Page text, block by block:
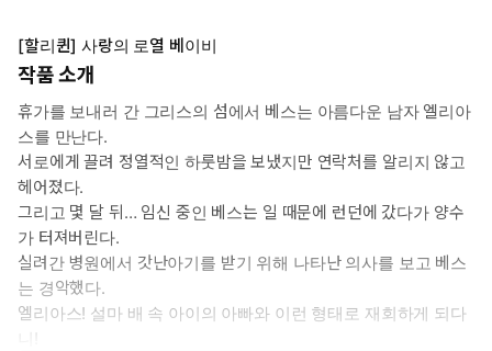
[할리퀸] 사랑의 로열 베이비
작품 소개
휴가를 보내러 간 그리스의 섬에서 베스는 아름다운 남자 엘리아
스를 만난다.
서로에게 끌려 정열적인 하룻밤을 보냈지만 연락처를 알리지 않고
헤어졌다.
그리고 몇 달 뒤… 임신 중인 베스는 일 때문에 런던에 갔다가 양수
가 터져버린다.
실려간 병원에서 갓난아기를 받기 위해 나타난 의사를 보고 베스
는 경악했다.
엘리아스! 설마 배 속 아이의 아빠와 이런 형태로 재회하게 되다